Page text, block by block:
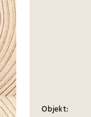
Objekt: